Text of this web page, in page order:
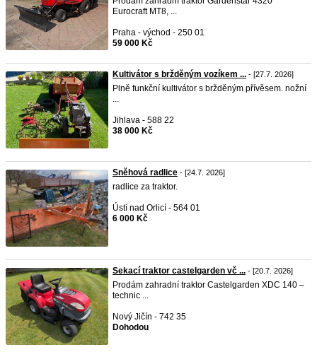
Eurocraft MT8, ...
Praha - východ - 250 01
59 000 Kč
Kultivátor s bržděným vozíkem ... - [27.7. 2026]
Plně funkční kultivátor s bržděným přívěsem. nožní
...
Jihlava - 588 22
38 000 Kč
Sněhová radlice - [24.7. 2026]
radlice za traktor.
Ústí nad Orlicí - 564 01
6 000 Kč
Sekací traktor castelgarden vč ... - [20.7. 2026]
Prodám zahradní traktor Castelgarden XDC 140 –
technic ...
Nový Jičín - 742 35
Dohodou